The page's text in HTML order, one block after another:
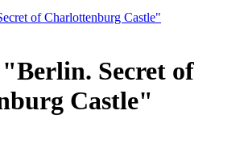
Secret of
Castle"